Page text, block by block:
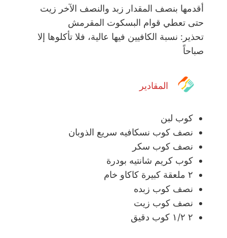
أقدمها بنصف المقدار زبد والنصف الآخر زيت
حتى تعطي قوام البسكوت المقرمش
تحذير: نسبة الكافيين فيها عالية، فلا تأكلوها إلا
صباحاً
المقادير
كوب لبن
نصف كوب نسكافيه سريع الذوبان
نصف كوب سكر
كوب كريم شانتيه بودرة
٢ ملعقة كبيرة كاكاو خام
نصف كوب زبده
نصف كوب زيت
٢ ١/٢ كوب دقيق